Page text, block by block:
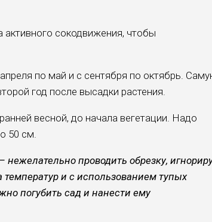
сокодвижения, чтобы
по май и с сентября по октябрь.
год после высадки растения.
весной, до начала вегетации. Надо
50 см.
проводить обрезку,
температур и с использованием тупых
погубить сад и нанести ему